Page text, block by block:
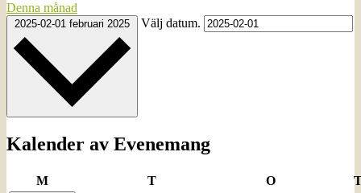
Denna månad
2025-02-01 februari 2025 Välj datum.
Kalender av Evenemang
Mmåndag Ttisdag Oonsdag